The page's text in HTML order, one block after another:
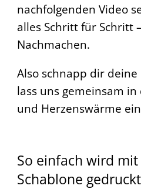
nachfolgenden Video
alles Schritt für Schritt
Nachmachen.
Also schnapp dir
lass uns gemeinsam
und Herzenswärme
So einfach wird
Schablone gedruckt